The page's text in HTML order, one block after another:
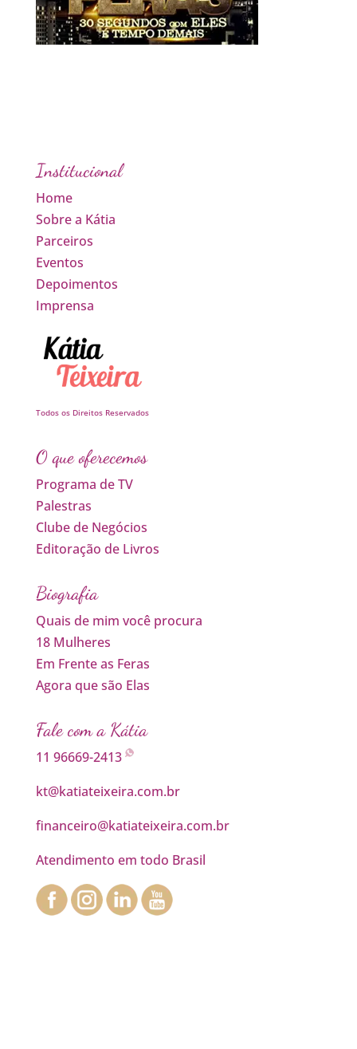
Institucional
Home
Sobre a Kátia
Parceiros
Eventos
Depoimentos
Imprensa
Todos os Direitos Reservados
O que oferecemos
Programa de TV
Palestras
Clube de Negócios
Editoração de Livros
Biografia
Quais de mim você procura
18 Mulheres
Em Frente as Feras
Agora que são Elas
Fale com a Kátia
11 96669-2413
kt@katiateixeira.com.br
financeiro@katiateixeira.com.br
Atendimento em todo Brasil